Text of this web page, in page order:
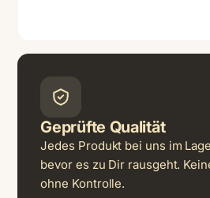
Geprüfte Qualität
Jedes Produkt bei uns im
bevor es zu Dir rausgeht.
ohne Kontrolle.